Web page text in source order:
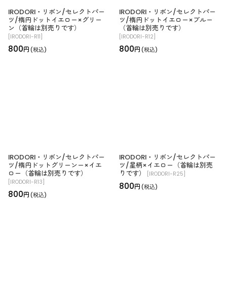
IRODORI・リボン/セレクトパー
ツ/楕円ドットイエロー×グリー
ン（首輪は別売りです）
IRODORI-R11
800円 (税込)
IRODORI・リボン/セレクトパー
ツ/楕円ドットイエロー×ブルー
（首輪は別売りです）
IRODORI-R12
800円 (税込)
IRODORI・リボン/セレクトパー
ツ/楕円ドットグリーンー×イエ
ロー（首輪は別売りです）
IRODORI-R13
800円 (税込)
IRODORI・リボン/セレクトパー
ツ/星柄×イエロー（首輪は別売
りです）
IRODORI-R25
800円 (税込)